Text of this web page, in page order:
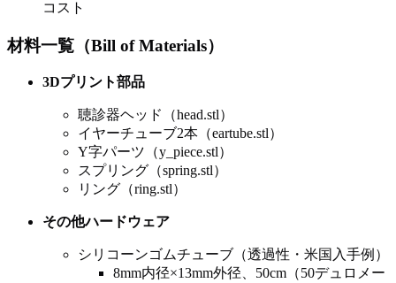
コスト
材料一覧（Bill of Materials）
3Dプリント部品
聴診器ヘッド（head.stl）
イヤーチューブ2本（eartube.stl）
Y字パーツ（y_piece.stl）
スプリング（spring.stl）
リング（ring.stl）
その他ハードウェア
シリコーンゴムチューブ（透過性・米国入手例）
8mm内径×13mm外径、50cm（50デュロメー